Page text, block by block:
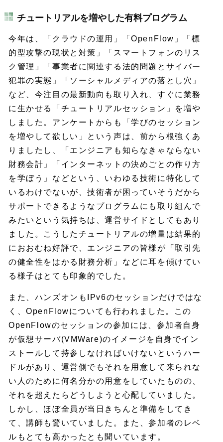
チュートリアルを増やした有料プログラム
今年は、「クラウドの運用」「OpenFlow」「標
的型攻撃の現状と対策」「スマートフォンのリス
ク管理」「事業者に関連する法的問題とサイバー
犯罪の実態」「ソーシャルメディアの落とし穴」
など、今注目の最新動向も取り入れ、すぐに業務
に生かせる「チュートリアルセッション」を増や
しました。アンケートからも「学びのセッション
を増やして欲しい」という声は、前から根強くあ
りましたし、「エンジニアも知らなきゃならない
財務会計」「インターネットの決めごとの作り方
を学ぼう」などという、いわゆる技術に特化して
いるわけでないが、技術者が困っていそうだから
サポートできるようなプログラムにも取り組んで
みたいという気持ちは、運営サイドとしてもあり
ました。こうしたチュートリアルの増量は結果的
におおむね好評で、エンジニアの皆様が「取引先
の健全性をはかる財務分析」などに耳を傾けてい
る様子はとても印象的でした。
また、ハンズオンもIPv6のセッションだけではな
く、OpenFlowについても行われました。この
OpenFlowのセッションの参加には、参加者自身
が仮想サーバ(VMWare)のイメージを自身でイン
ストールして持参しなければいけないというハー
ドルがあり、運営側でもそれを用意して来られな
い人のために何名分かの用意をしていたものの、
それを超えたらどうしようと心配していました。
しかし、ほぼ全員が当日きちんと準備をしてき
て、講師も驚いていました。また、参加者のレベ
ルもとても高かったとも聞いています。